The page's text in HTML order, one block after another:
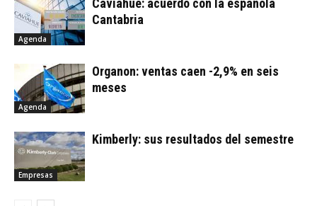
Agenda
Caviahue: acuerdo con la española
Cantabria
Agenda
Organon: ventas caen -2,9% en seis
meses
Empresas
Kimberly: sus resultados del semestre